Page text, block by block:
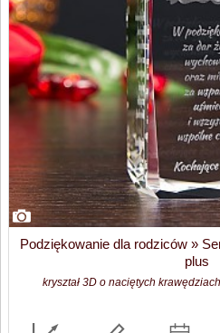
Podziękowanie dla rodziców »
plus
kryształ 3D o naciętych